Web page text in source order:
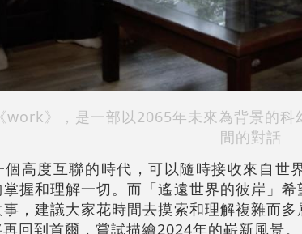
work》，是一部以2065年未來為背景的
間的對話
個高度互聯的時代，可以隨時接收來自世
握和理解一切。而「遙遠世界的彼岸」
，建議大家花時間去摸索和理解複雜而
回到首爾，嘗試描繪2024年的嶄新風景。